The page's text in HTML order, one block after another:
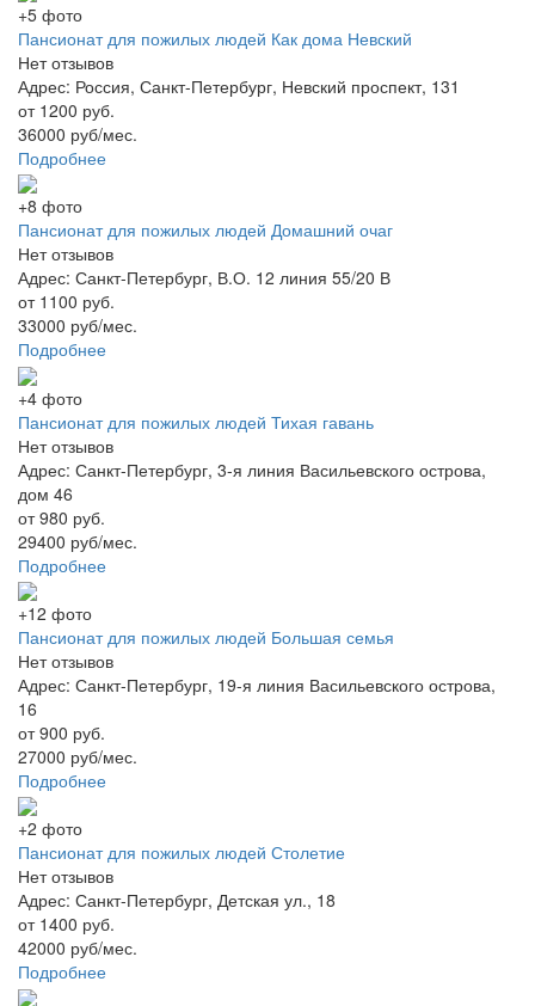
+5 фото
Пансионат для пожилых людей Как дома Невский
Нет отзывов
Адрес: Россия, Санкт-Петербург, Невский проспект, 131
от 1200 руб.
36000 руб/мес.
Подробнее
+8 фото
Пансионат для пожилых людей Домашний очаг
Нет отзывов
Адрес: Санкт-Петербург, В.О. 12 линия 55/20 В
от 1100 руб.
33000 руб/мес.
Подробнее
+4 фото
Пансионат для пожилых людей Тихая гавань
Нет отзывов
Адрес: Санкт-Петербург, 3-я линия Васильевского острова,
дом 46
от 980 руб.
29400 руб/мес.
Подробнее
+12 фото
Пансионат для пожилых людей Большая семья
Нет отзывов
Адрес: Санкт-Петербург, 19-я линия Васильевского острова,
16
от 900 руб.
27000 руб/мес.
Подробнее
+2 фото
Пансионат для пожилых людей Столетие
Нет отзывов
Адрес: Санкт-Петербург, Детская ул., 18
от 1400 руб.
42000 руб/мес.
Подробнее